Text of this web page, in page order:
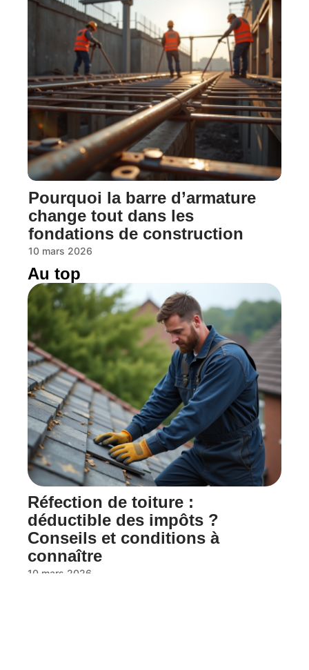
Pourquoi la barre d’armature
change tout dans les
fondations de construction
10 mars 2026
Au top
Réfection de toiture :
déductible des impôts ?
Conseils et conditions à
connaître
10 mars 2026